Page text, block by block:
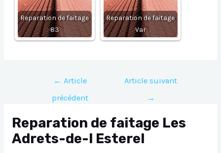
Reparation de faitage
83
Reparation de faitage
Var
Navigation
l’article
← Article
précédent
Article suivant
→
Reparation de faitage Les
Adrets-de-l Esterel